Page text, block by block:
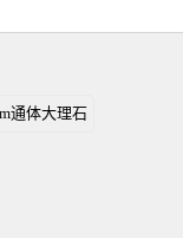
通体大理石